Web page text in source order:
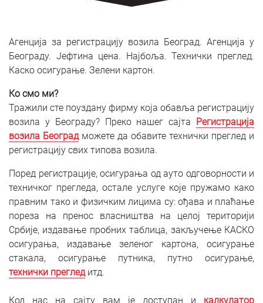
ENGLISH
Агенција за регистрацију возила Београд. Агенција у
Београду. Јефтина цена. Најбоља. Технички преглед.
Каско осигурање. Зелени картон.
Ко смо ми?
Тражили сте поуздану фирму која обавља регистрацију
возила у Београду? Преко нашег сајта Регистрација
возила Београдможете да обавите технички преглед и
регистрацију свих типова возила.
Поред регистрације, осигурања од ауто одговорности и
техничког прегледа, остале услуге које пружамо како
правним тако и физичким лицима су: ођава и плаћање
пореза на пренос власништва на целој територији
Србије, издавање пробних таблица, закључење КАСКО
осигурања, издавање зеленог картона, осигурање
стакала, осигурање путника, путно осигурање,
технички прегледитд.
Код нас на сајту вам је доступан и калкулатор